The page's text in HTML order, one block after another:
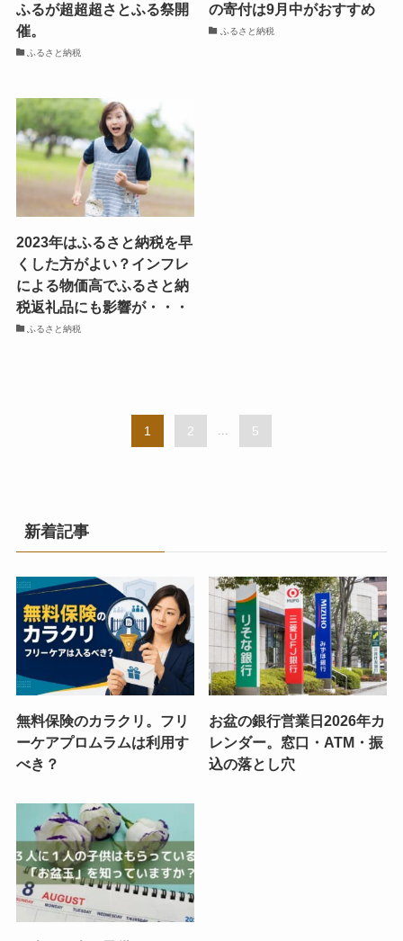
ふるが超超超さとふる祭開
催。
ふるさと納税
の寄付は9月中がおすすめ
ふるさと納税
2023年はふるさと納税を早
くした方がよい？インフレ
による物価高でふるさと納
税返礼品にも影響が・・・
ふるさと納税
1 2 ... 5
新着記事
無料保険のカラクリ。フリ
ーケアプロムラムは利用す
べき？
お盆の銀行営業日2026年カ
レンダー。窓口・ATM・振
込の落とし穴